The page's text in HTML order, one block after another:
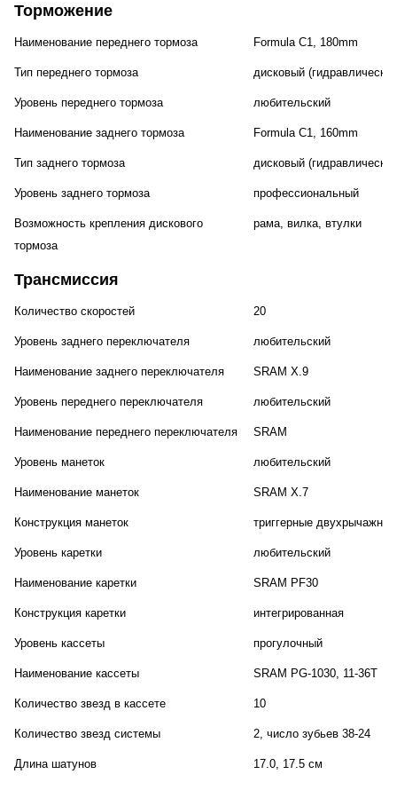
Торможение
Наименование переднего тормоза Formula C1, 180mm
Тип переднего тормоза дисковый
Уровень переднего тормоза любительский
Наименование заднего тормоза Formula C1, 160mm
Тип заднего тормоза дисковый
Уровень заднего тормоза профессиональный
Возможность крепления дискового
тормоза
рама, вилка, втулки
Трансмиссия
Количество скоростей 20
Уровень заднего переключателя любительский
Наименование заднего переключателя SRAM X.9
Уровень переднего переключателя любительский
Наименование переднего переключателя SRAM
Уровень манеток любительский
Наименование манеток SRAM X.7
Конструкция манеток триггерные двухрычажные
Уровень каретки любительский
Наименование каретки SRAM PF30
Конструкция каретки интегрированная
Уровень кассеты прогулочный
Наименование кассеты SRAM PG-1030, 11-36T
Количество звезд в кассете 10
Количество звезд системы 2, число зубьев 38-24
Длина шатунов 17.0, 17.5 см